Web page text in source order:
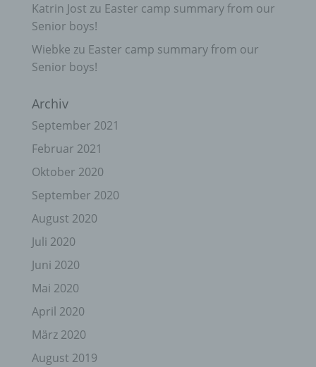
Katrin Jost zu Easter camp summary from our
Senior boys!
Wiebke zu Easter camp summary from our
Senior boys!
Archiv
September 2021
Februar 2021
Oktober 2020
September 2020
August 2020
Juli 2020
Juni 2020
Mai 2020
April 2020
März 2020
August 2019